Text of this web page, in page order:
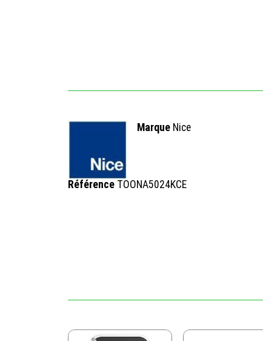
Marque Nice
Référence TOONA5024KCE